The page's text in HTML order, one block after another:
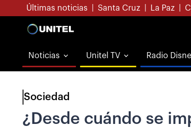
Últimas noticias Santa Cruz La Paz
Noticias Unitel TV Radio
Sociedad
¿Desde cuándo se